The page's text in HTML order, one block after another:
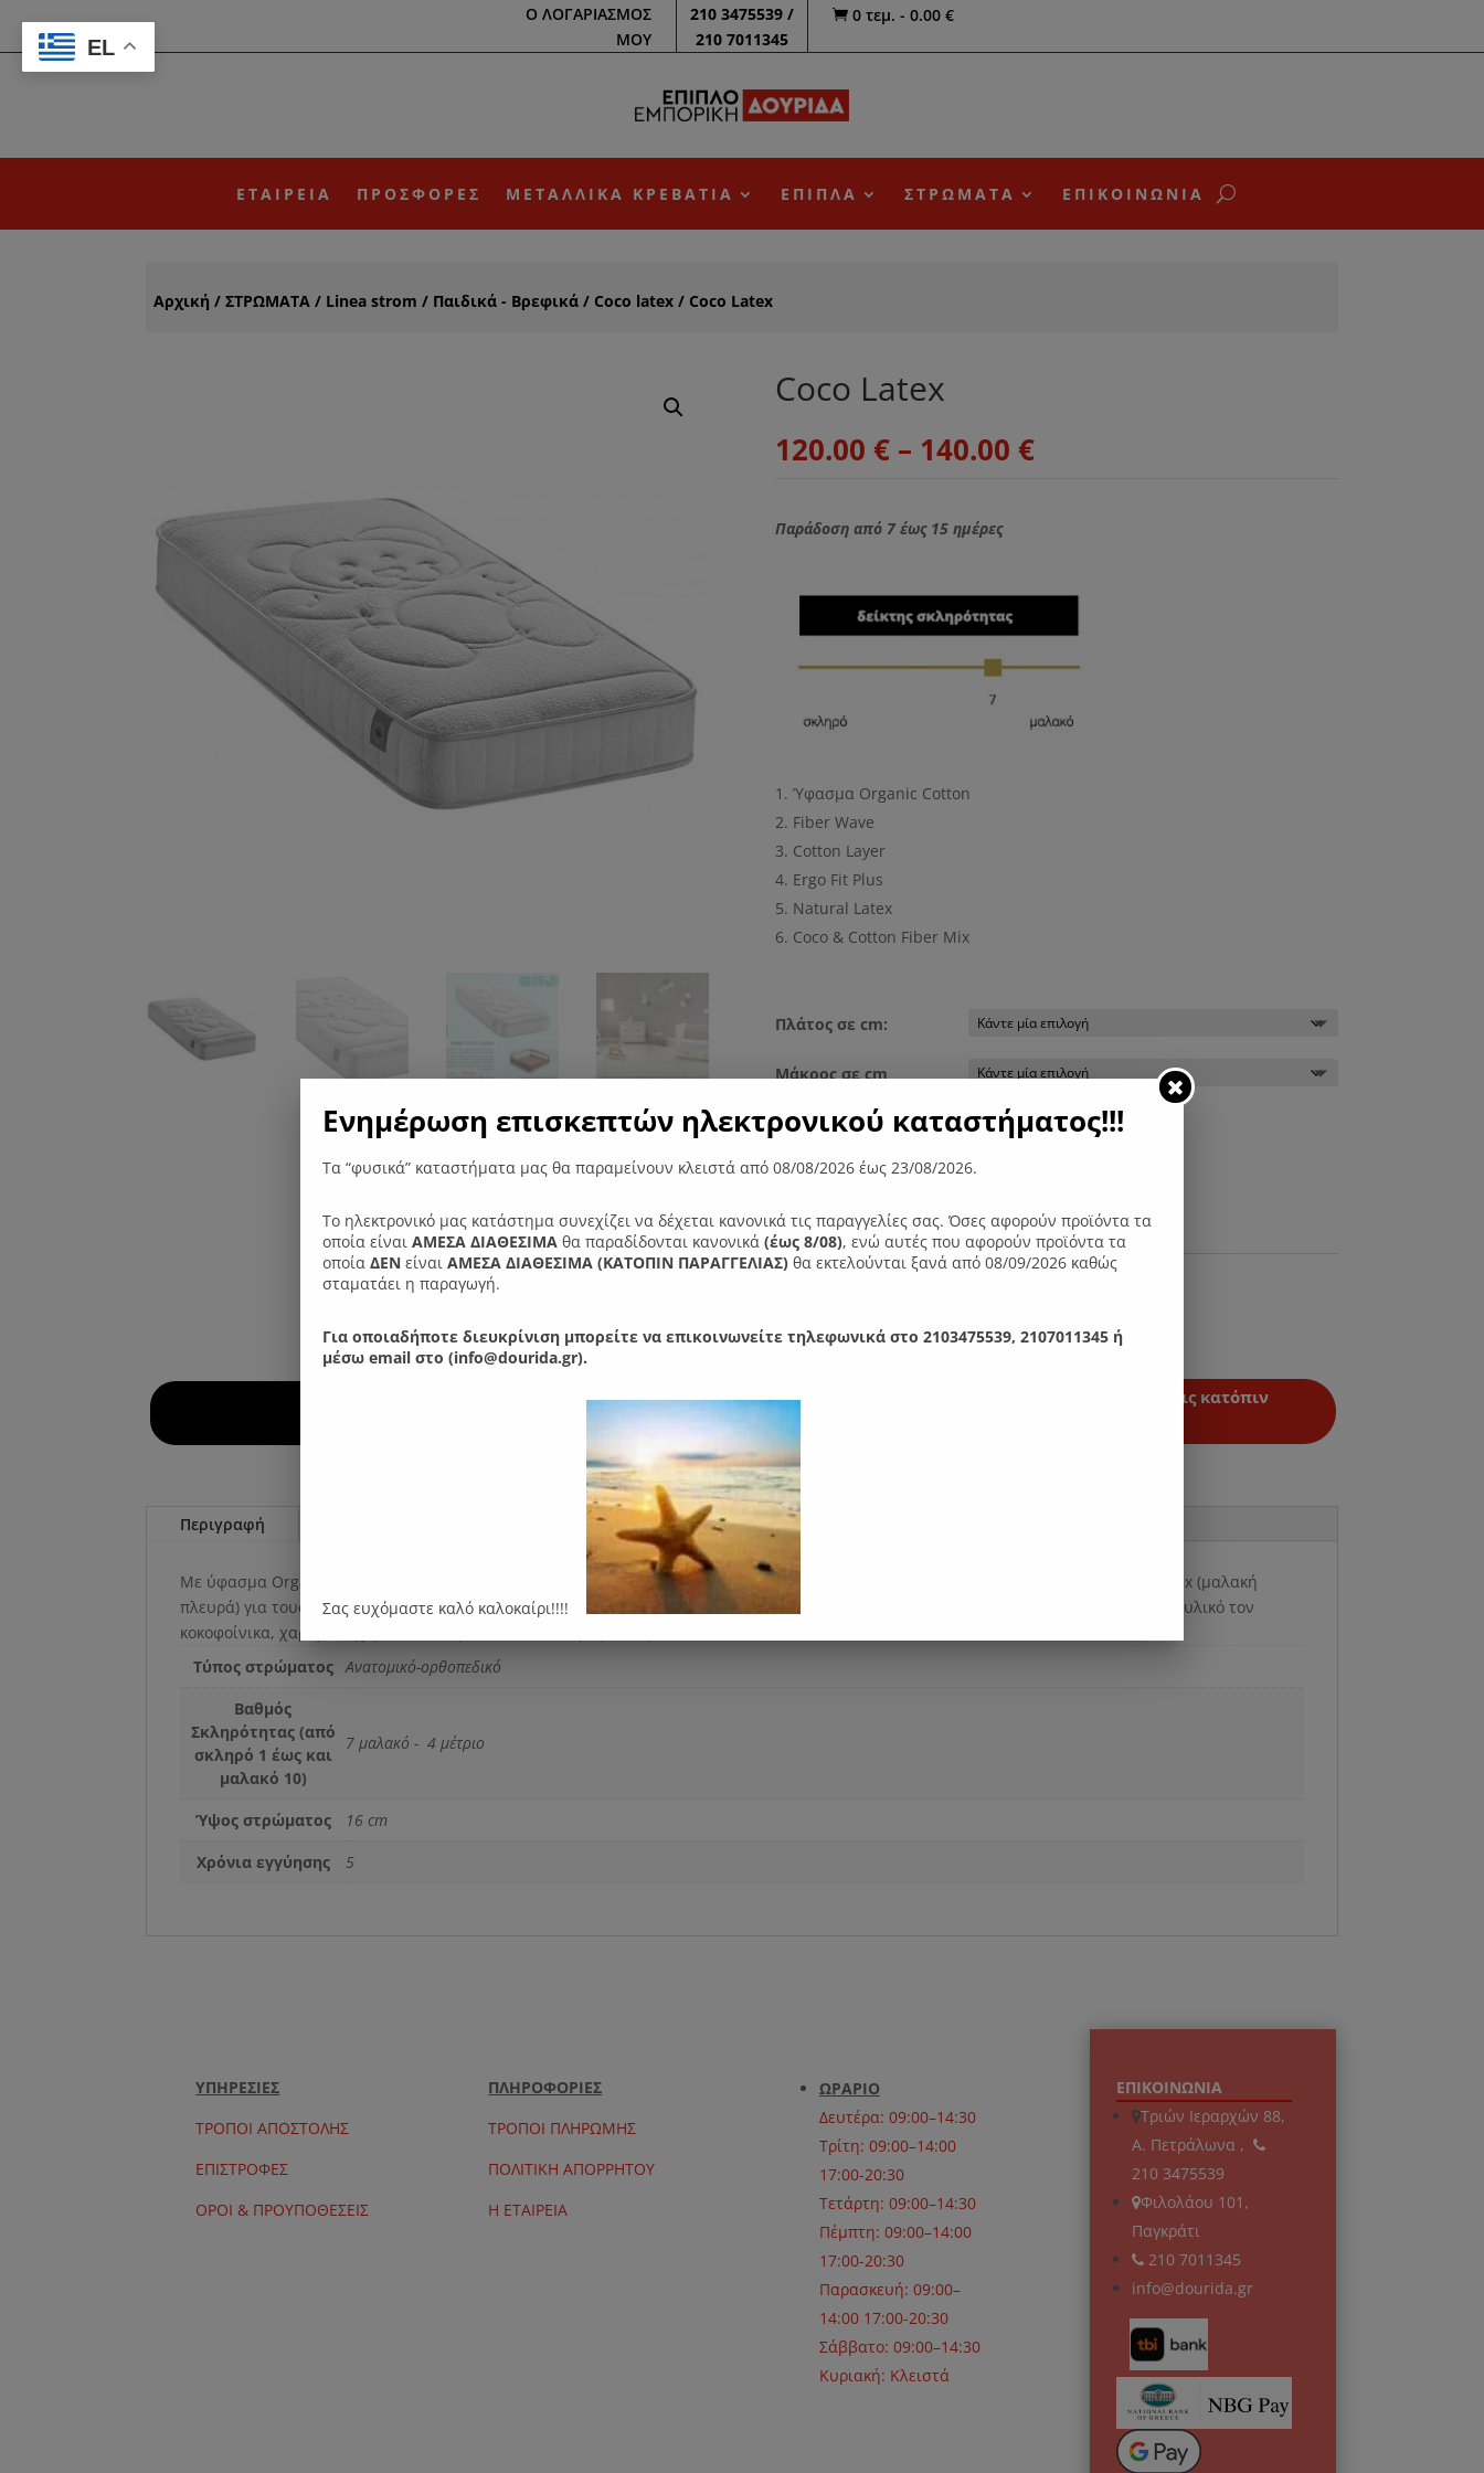
Ο ΛΟΓΑΡΙΑΣΜΟΣ
ΜΟΥ
210 3475539 /
210 7011345
 0 τεμ. - 0.00 €
ΕΤΑΙΡΕΙΑ ΠΡΟΣΦΟΡΕΣ ΜΕΤΑΛΛΙΚΑ ΚΡΕΒΑΤΙΑ ΕΠΙΠΛΑ ΣΤΡΩΜΑΤΑ ΕΠΙΚΟΙΝΩΝΙΑ
Αρχική / ΣΤΡΩΜΑΤΑ / Linea strom / Παιδικά - Βρεφικά / Coco latex / Coco Latex
Coco Latex
120.00 € – 140.00 €Price
range:
Παράδοση από 7 έως 15 ημέρες
Ύφασμα Organic Cotton
Fiber Wave
Cotton Layer
Ergo Fit Plus
Natural Latex
Coco & Cotton Fiber Mix
Πλάτος σε cm:
Μάκρος σε cm
Coco
ποσότητα
Κωδικός προϊόντος:020405
Ειδικές κατασκευές και ειδικές διαστάσεις κατόπιν
Περιγραφή
Με ύφασμα Organic Cotton, υποαλλεργική βάτα και φυσικό υλικό Lino για extra soft αίσθηση στο καπιτονέ. Στρώμα δύο όψεων με Latex (μαλακή
πλευρά) για τους πρώτους μήνες του μωρού και Feltron (σκληρή πλευρά) για τη σωστή ανάπτυξη της σπονδυλικής στήλης. Με βασικό υλικό τον
κοκοφοίνικα, χαρίζει ευχάριστο και υγιεινό ύπνο στο μωρό σας.
Τύπος στρώματος
Ανατομικό-ορθοπεδικό
Βαθμός
Σκληρότητας (από
σκληρό 1 έως και
μαλακό 10)
7 μαλακό - 4 μέτριο
Ύψος στρώματος
16 cm
Χρόνια εγγύησης
5
ΥΠΗΡΕΣΙΕΣ
ΤΡΟΠΟΙ ΑΠΟΣΤΟΛΗΣ
ΕΠΙΣΤΡΟΦΕΣ
ΟΡΟΙ & ΠΡΟΥΠΟΘΕΣΕΙΣ
ΠΛΗΡΟΦΟΡΙΕΣ
ΤΡΟΠΟΙ ΠΛΗΡΩΜΗΣ
ΠΟΛΙΤΙΚΗ ΑΠΟΡΡΗΤΟΥ
Η ΕΤΑΙΡΕΙΑ
ΩΡΑΡΙΟ
Δευτέρα: 09:00–14:30
Τρίτη: 09:00–14:00
17:00-20:30
Τετάρτη: 09:00–14:30
Πέμπτη: 09:00–14:00
17:00-20:30
Παρασκευή: 09:00–
14:00 17:00-20:30
Σάββατο: 09:00–14:30
Κυριακή: Κλειστά
ΕΠΙΚΟΙΝΩΝΙΑ
Τριών Ιεραρχών 88,
Α. Πετράλωνα ,
210 3475539
Φιλολάου 101,
Παγκράτι
210 7011345
info@dourida.gr
EL
Ενημέρωση επισκεπτών ηλεκτρονικού καταστήματος!!!
Τα “φυσικά” καταστήματα μας θα παραμείνουν κλειστά από 08/08/2026 έως 23/08/2026.
Το ηλεκτρονικό μας κατάστημα συνεχίζει να δέχεται κανονικά τις παραγγελίες σας. Όσες αφορούν προϊόντα τα
οποία είναι ΑΜΕΣΑ ΔΙΑΘΕΣΙΜΑ θα παραδίδονται κανονικά (έως 8/08), ενώ αυτές που αφορούν προϊόντα τα
οποία ΔΕΝ είναι ΑΜΕΣΑ ΔΙΑΘΕΣΙΜΑ (ΚΑΤΟΠΙΝ ΠΑΡΑΓΓΕΛIΑΣ) θα εκτελούνται ξανά από 08/09/2026 καθώς
σταματάει η παραγωγή.
Για οποιαδήποτε διευκρίνιση μπορείτε να επικοινωνείτε τηλεφωνικά στο 2103475539, 2107011345 ή
μέσω email στο (info@dourida.gr).
Σας ευχόμαστε καλό καλοκαίρι!!!!